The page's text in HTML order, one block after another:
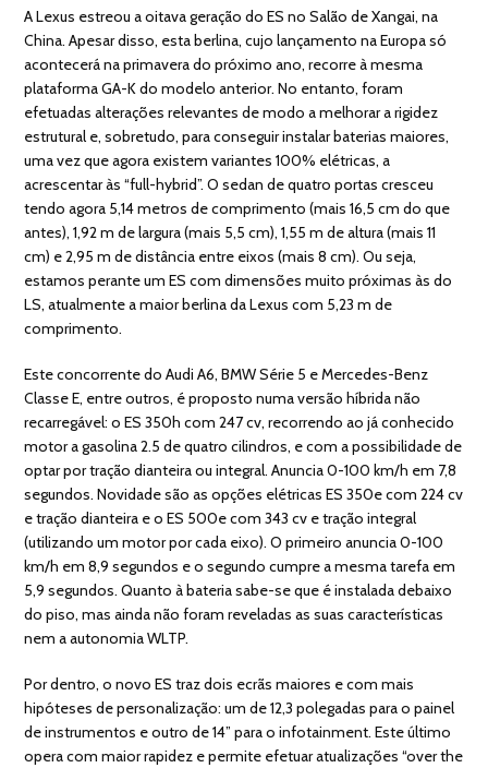
A Lexus estreou a oitava geração do ES no Salão de Xangai, na
China. Apesar disso, esta berlina, cujo lançamento na Europa só
acontecerá na primavera do próximo ano, recorre à mesma
plataforma GA-K do modelo anterior. No entanto, foram
efetuadas alterações relevantes de modo a melhorar a rigidez
estrutural e, sobretudo, para conseguir instalar baterias maiores,
uma vez que agora existem variantes 100% elétricas, a
acrescentar às “full-hybrid”. O sedan de quatro portas cresceu
tendo agora 5,14 metros de comprimento (mais 16,5 cm do que
antes), 1,92 m de largura (mais 5,5 cm), 1,55 m de altura (mais 11
cm) e 2,95 m de distância entre eixos (mais 8 cm). Ou seja,
estamos perante um ES com dimensões muito próximas às do
LS, atualmente a maior berlina da Lexus com 5,23 m de
comprimento.
Este concorrente do Audi A6, BMW Série 5 e Mercedes-Benz
Classe E, entre outros, é proposto numa versão híbrida não
recarregável: o ES 350h com 247 cv, recorrendo ao já conhecido
motor a gasolina 2.5 de quatro cilindros, e com a possibilidade de
optar por tração dianteira ou integral. Anuncia 0-100 km/h em 7,8
segundos. Novidade são as opções elétricas ES 350e com 224 cv
e tração dianteira e o ES 500e com 343 cv e tração integral
(utilizando um motor por cada eixo). O primeiro anuncia 0-100
km/h em 8,9 segundos e o segundo cumpre a mesma tarefa em
5,9 segundos. Quanto à bateria sabe-se que é instalada debaixo
do piso, mas ainda não foram reveladas as suas características
nem a autonomia WLTP.
Por dentro, o novo ES traz dois ecrãs maiores e com mais
hipóteses de personalização: um de 12,3 polegadas para o painel
de instrumentos e outro de 14” para o infotainment. Este último
opera com maior rapidez e permite efetuar atualizações “over the